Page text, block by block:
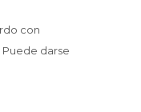
con
. Puede darse